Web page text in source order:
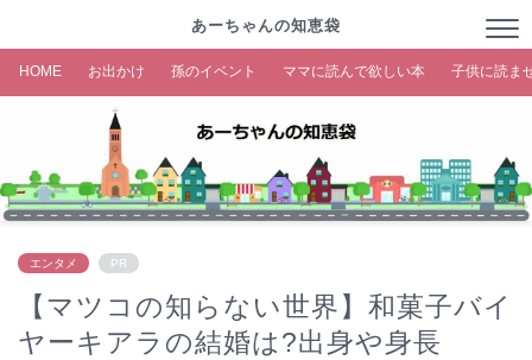
あーちゃんの知恵袋
HOME お出かけ 孫のイベント ママに読んで欲しい本 子供に読ま
エンタメ PR
【マツコの知らない世界】和菓子バイ
ヤーキアラの結婚は?出身や身長